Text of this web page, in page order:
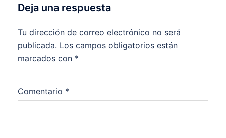
Deja una respuesta
Tu dirección de correo electrónico no será
publicada. Los campos obligatorios están
marcados con *
Comentario *